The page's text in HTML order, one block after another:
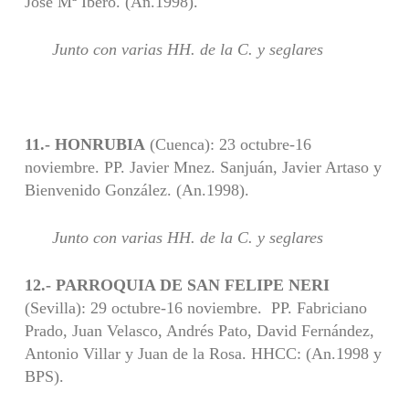
Junto con varias HH. de la C. y seglares
11.- HONRUBIA (Cuenca): 23 octubre-16
noviembre. PP. Javier Mnez. Sanjuán, Javier Artaso y
Bienvenido González. (An.1998).
Junto con varias HH. de la C. y seglares
12.- PARROQUIA DE SAN FELIPE NERI
(Sevilla): 29 octubre-16 noviembre. PP. Fabriciano
Prado, Juan Velasco, Andrés Pato, David Fernández,
Antonio Villar y Juan de la Rosa. HHCC: (An.1998 y
BPS).